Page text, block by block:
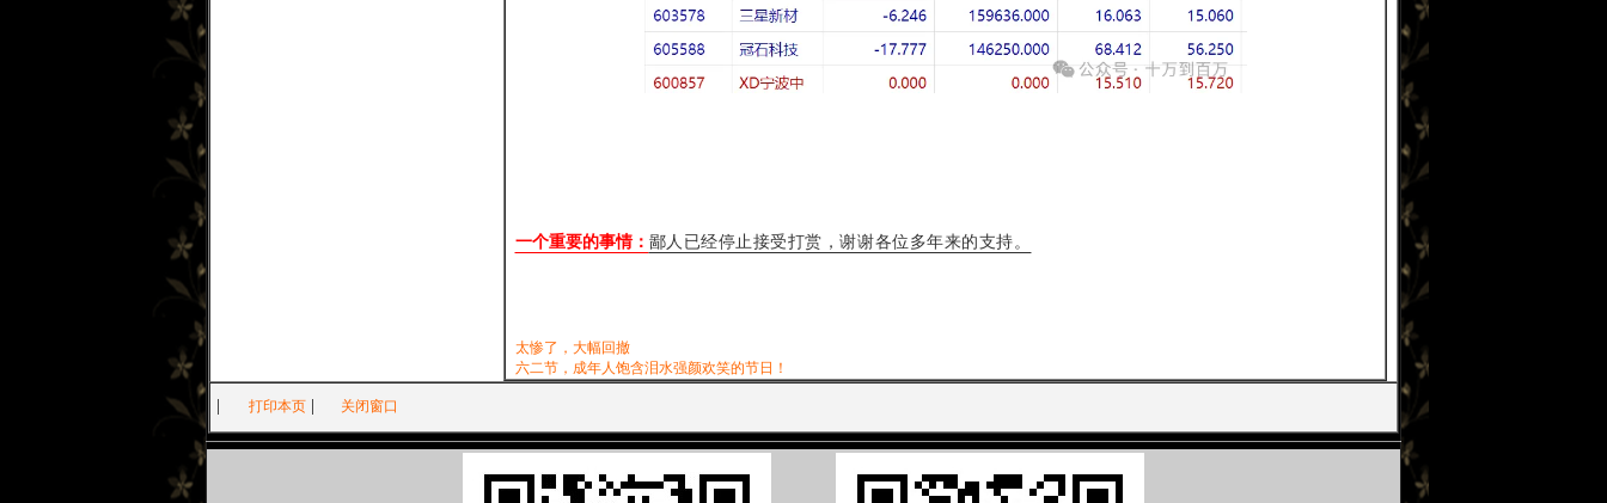
一个重要的事情： 鄙人已经停止接受打赏，谢谢各位多年来的支持。
太惨了，大幅回撤
六二节，成年人饱含泪水强颜欢笑的节日！
打印本页 关闭窗口